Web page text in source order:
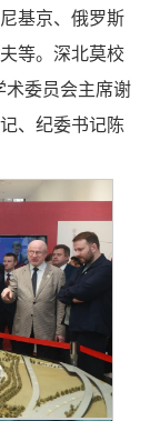
基京、俄罗斯
等。深北莫校
术委员会主席谢
、纪委书记陈